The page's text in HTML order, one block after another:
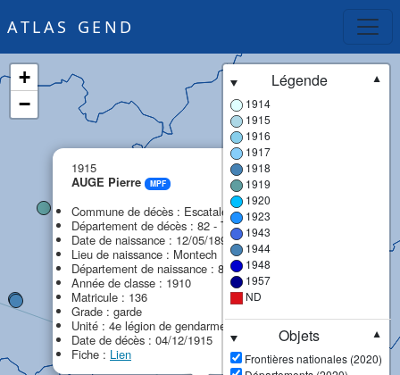
ATLAS GEND
1915
AUGE Pierre
MPF
Commune de décès : Escatalens
Département de décès : 82 - Tarn-et-Garonne
Date de naissance : 12/05/1890
Lieu de naissance : Montech
Département de naissance : 82 - Tarn-et-Garonne
Année de classe : 1910
Matricule : 136
Grade : garde
Unité : 4e légion de gendarmerie (4e LG)
Date de décès : 04/12/1915
Fiche : Lien
+
−
Légende
▼
1914
1915
1916
1917
1918
1919
1920
1923
1943
1944
1948
1957
ND
Objets
▼
Frontières nationales (2020)